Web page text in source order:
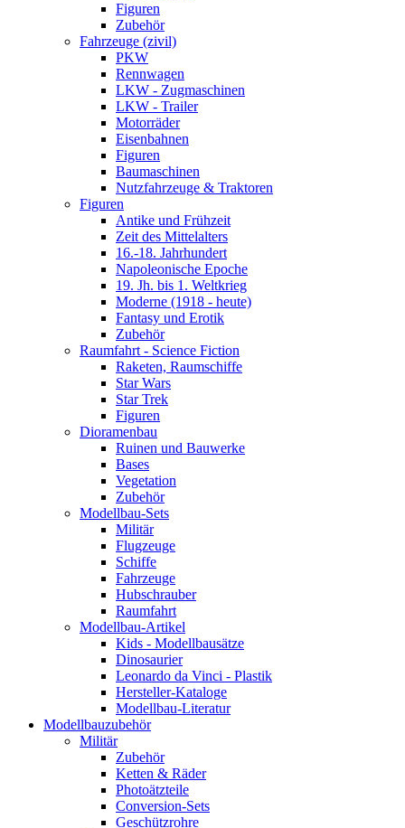
Figuren
Zubehör
Fahrzeuge (zivil)
PKW
Rennwagen
LKW - Zugmaschinen
LKW - Trailer
Motorräder
Eisenbahnen
Figuren
Baumaschinen
Nutzfahrzeuge & Traktoren
Figuren
Antike und Frühzeit
Zeit des Mittelalters
16.-18. Jahrhundert
Napoleonische Epoche
19. Jh. bis 1. Weltkrieg
Moderne (1918 - heute)
Fantasy und Erotik
Zubehör
Raumfahrt - Science Fiction
Raketen, Raumschiffe
Star Wars
Star Trek
Figuren
Dioramenbau
Ruinen und Bauwerke
Bases
Vegetation
Zubehör
Modellbau-Sets
Militär
Flugzeuge
Schiffe
Fahrzeuge
Hubschrauber
Raumfahrt
Modellbau-Artikel
Kids - Modellbausätze
Dinosaurier
Leonardo da Vinci - Plastik
Hersteller-Kataloge
Modellbau-Literatur
Modellbauzubehör
Militär
Zubehör
Ketten & Räder
Photoätzteile
Conversion-Sets
Geschützrohre